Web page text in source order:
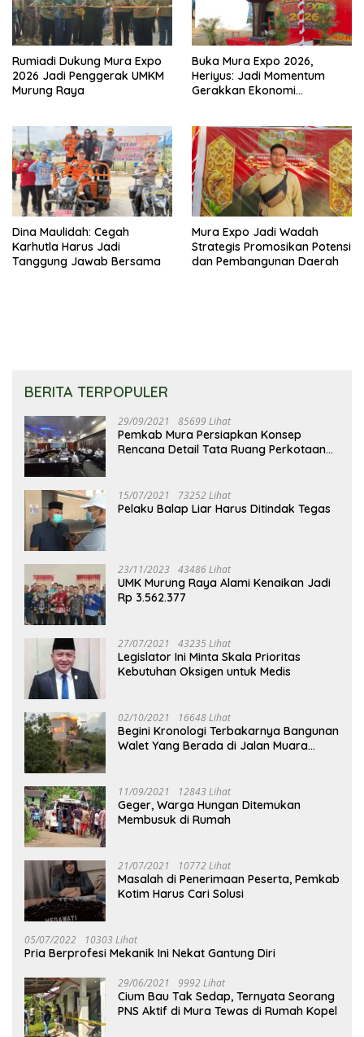
Rumiadi Dukung Mura Expo
2026 Jadi Penggerak UMKM
Murung Raya
Buka Mura Expo 2026,
Heriyus: Jadi Momentum
Gerakkan Ekonomi
Dina Maulidah: Cegah
Karhutla Harus Jadi
Tanggung Jawab Bersama
Mura Expo Jadi Wadah
Strategis Promosikan Potensi
dan Pembangunan Daerah
BERITA TERPOPULER
29/09/2021 85699 Lihat
Pemkab Mura Persiapkan Konsep
Rencana Detail Tata Ruang Perkotaan
15/07/2021 73252 Lihat
Pelaku Balap Liar Harus Ditindak Tegas
23/11/2023 43486 Lihat
UMK Murung Raya Alami Kenaikan Jadi
Rp 3.562.377
27/07/2021 43235 Lihat
Legislator Ini Minta Skala Prioritas
Kebutuhan Oksigen untuk Medis
02/10/2021 16648 Lihat
Begini Kronologi Terbakarnya Bangunan
Walet Yang Berada di Jalan Muara
11/09/2021 12843 Lihat
Geger, Warga Hungan Ditemukan
Membusuk di Rumah
21/07/2021 10772 Lihat
Masalah di Penerimaan Peserta, Pemkab
Kotim Harus Cari Solusi
05/07/2022 10303 Lihat
Pria Berprofesi Mekanik Ini Nekat Gantung Diri
29/06/2021 9992 Lihat
Cium Bau Tak Sedap, Ternyata Seorang
PNS Aktif di Mura Tewas di Rumah Kopel